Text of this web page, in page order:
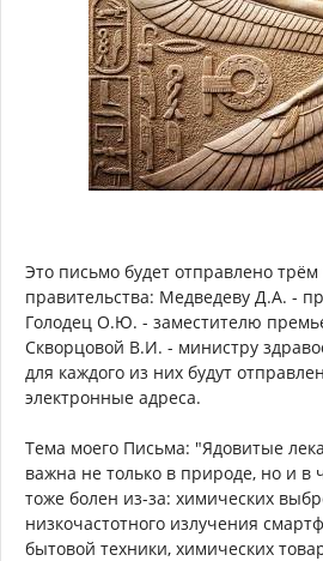
Это письмо будет отправлено
правительства: Медведеву Д.А. -
Голодец О.Ю. - заместителю
Скворцовой В.И. - министру
для каждого из них будут
электронные адреса.
Тема моего Письма: "Ядовитые
важна не только в природе, но и в
тоже болен из-за: химических
низкочастотного излучения
бытовой техники, химических